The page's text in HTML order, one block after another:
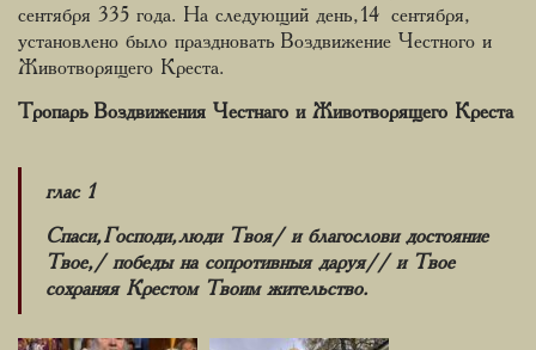
сентября 335 года. На следующий день, 14 сентября,
установлено было праздновать Воздвижение Честного и
Животворящего Креста.
Тропарь Воздвижения Честнаго и Животворящего Креста
глас 1
Спаси, Господи, люди Твоя/ и благослови достояние
Твое,/ победы на сопротивныя даруя// и Твое
сохраняя Крестом Твоим жительство.